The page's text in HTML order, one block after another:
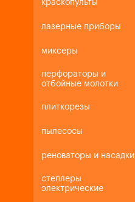
краскопульты
лазерные приборы
миксеры
перфораторы и
отбойные молотки
плиткорезы
пылесосы
реноваторы и насадки
степлеры
электрические